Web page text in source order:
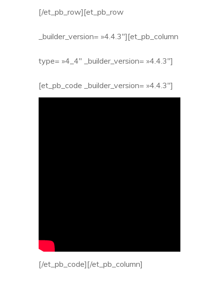
[/et_pb_row][et_pb_row
_builder_version= »4.4.3″][et_pb_column
type= »4_4″ _builder_version= »4.4.3″]
[et_pb_code _builder_version= »4.4.3″]
[/et_pb_code][/et_pb_column]